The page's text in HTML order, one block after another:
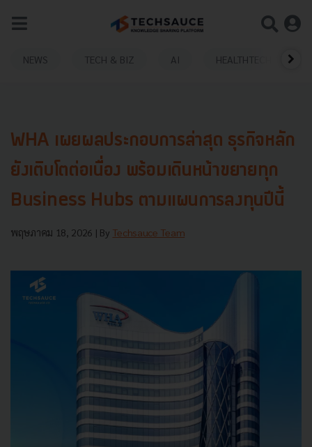
NEWS TECH & BIZ AI HEALTHTECH
WHA เผยผลประกอบการล่าสุด ธุรกิจหลัก
ยังเติบโตต่อเนื่อง พร้อมเดินหน้าขยายทุก
Business Hubs ตามแผนการลงทุนปีนี้
พฤษภาคม 18, 2026 | By Techsauce Team